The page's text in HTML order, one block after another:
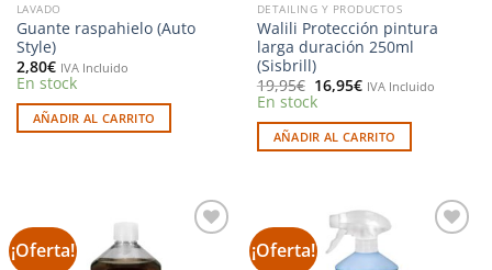
LAVADO
Guante raspahielo (Auto
Style)
2,80€ IVA Incluido
En stock
AÑADIR AL CARRITO
DETAILING Y PRODUCTOS
Walili Protección pintura
larga duración 250ml
(Sisbrill)
19,95€ El
precio
original
era:
19,95€.
16,95€El
es:
16,95€.
IVA Incluido
En stock
AÑADIR AL CARRITO
¡Oferta! ¡Oferta!